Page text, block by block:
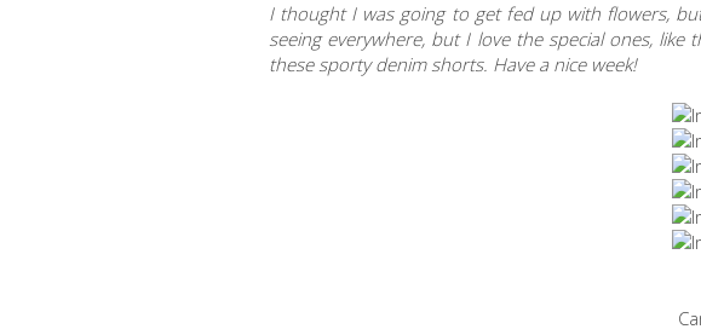
I thought I was going to get fed up with flowers,
seeing everywhere, but I love the special ones,
these sporty denim shorts. Have a nice week!